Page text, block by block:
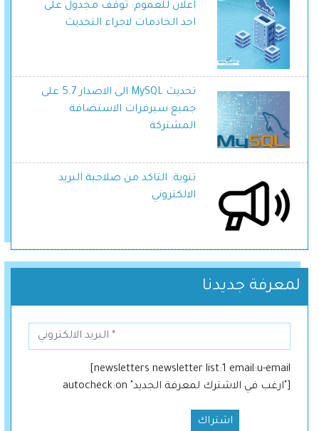
اعلان للعموم: توقف مجدول على
احد الخادمات لاجراء التحديث
تحديث MySQL الى الاصدار 5.7 على
جميع سيرفرات الاستضافة
المشتركة
تنوية: التاكد من صلاحية البريد
الالكتروني
لمعرفة جديدنا
[newsletters newsletter list:1 email:u-email
autocheck:on "ارغب في الاشترك لمعرفة الجديد"]